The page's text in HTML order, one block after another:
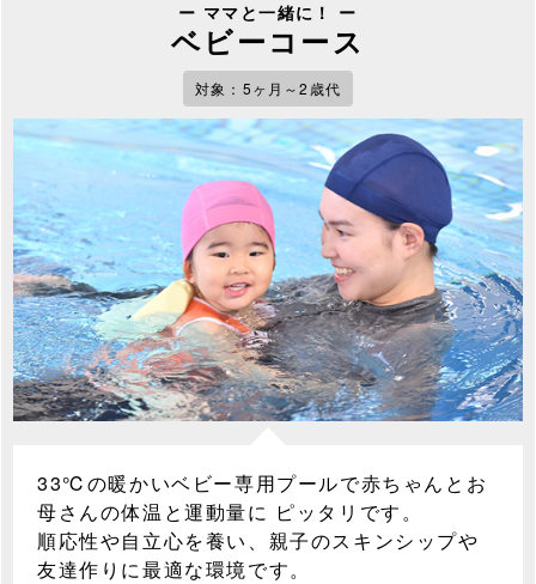
ー ママと一緒に！ ー
ベビーコース
対象：5ヶ月～2歳代
33℃の暖かいベビー専用プールで赤ちゃんとお
母さんの体温と運動量に ピッタリです。
順応性や自立心を養い、親子のスキンシップや
友達作りに最適な環境です。